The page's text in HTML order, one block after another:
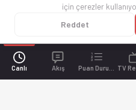
Canlı Akış TV
© 2025 Ofsayt
için çerezler
Reddet